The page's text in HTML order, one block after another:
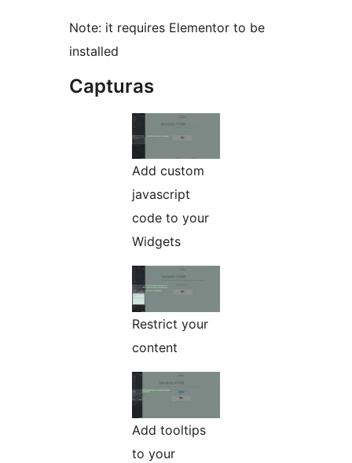
Note: it requires Elementor to be
installed
Capturas
Add custom
javascript
code to your
Widgets
Restrict your
content
Add tooltips
to your